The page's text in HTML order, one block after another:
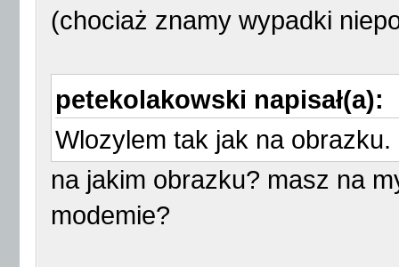
(chociaż znamy wypadki
petekolakowski napisał(a):
Wlozylem tak jak na obrazku.
na jakim obrazku? masz na
modemie?